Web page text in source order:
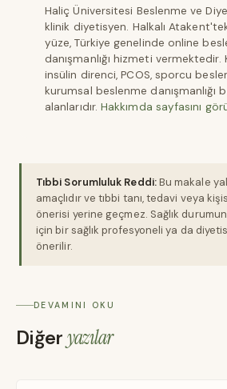
Haliç Üniversitesi Beslenme ve
klinik diyetisyen. Halkalı
yüze, Türkiye genelinde online
danışmanlığı hizmeti
insülin direnci, PCOS, sporcu
kurumsal beslenme danışmanlığı
alanlarıdır.Hakkımda sayfasını
Tıbbi Sorumluluk Reddi:Bu makale
amaçlıdır ve tıbbi tanı, tedavi veya
önerisi yerine geçmez. Sağlık
için bir sağlık profesyoneli ya da
önerilir.
DEVAMINI OKU
Diğeryazılar